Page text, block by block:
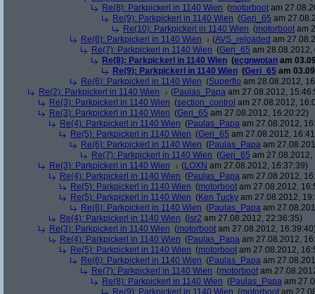
Re(8): Parkpickerl in 1140 Wien (motorboot am
Re(9): Parkpickerl in 1140 Wien (Geri_65 am
Re(10): Parkpickerl in 1140 Wien (motorboot am
Re(6): Parkpickerl in 1140 Wien
(AVS_reloaded am
Re(7): Parkpickerl in 1140 Wien (Geri_65 am 28.08.2012,
Re(8): Parkpickerl in 1140 Wien (ecgnwotan am
Re(9): Parkpickerl in 1140 Wien (Geri_65 am
Re(6): Parkpickerl in 1140 Wien (Superflo am 28.08.2012,
Re(2): Parkpickerl in 1140 Wien
(Paulas_Papa am 27.08.2012,
Re(3): Parkpickerl in 1140 Wien (section_control am 27.08.2012,
Re(3): Parkpickerl in 1140 Wien (Geri_65 am 27.08.2012, 16:20:22)
Re(4): Parkpickerl in 1140 Wien (Paulas_Papa am 27.08.2012,
Re(5): Parkpickerl in 1140 Wien (Geri_65 am 27.08.2012,
Re(6): Parkpickerl in 1140 Wien (Paulas_Papa am
Re(7): Parkpickerl in 1140 Wien (Geri_65 am 27.08.2012,
Re(3): Parkpickerl in 1140 Wien
(LOXN am 27.08.2012, 16:37:39)
Re(4): Parkpickerl in 1140 Wien (Paulas_Papa am 27.08.2012,
Re(5): Parkpickerl in 1140 Wien (motorboot am 27.08.2012,
Re(5): Parkpickerl in 1140 Wien (Ken Tucky am 27.08.2012,
Re(6): Parkpickerl in 1140 Wien (Paulas_Papa am
Re(4): Parkpickerl in 1140 Wien ( lsr2 am 27.08.2012, 22:36:35)
Re(3): Parkpickerl in 1140 Wien (motorboot am 27.08.2012,
Re(4): Parkpickerl in 1140 Wien (Paulas_Papa am 27.08.2012,
Re(5): Parkpickerl in 1140 Wien (motorboot am 27.08.2012,
Re(6): Parkpickerl in 1140 Wien (Paulas_Papa am
Re(7): Parkpickerl in 1140 Wien (motorboot am
Re(8): Parkpickerl in 1140 Wien (Paulas_Papa am
Re(9): Parkpickerl in 1140 Wien (motorboot am